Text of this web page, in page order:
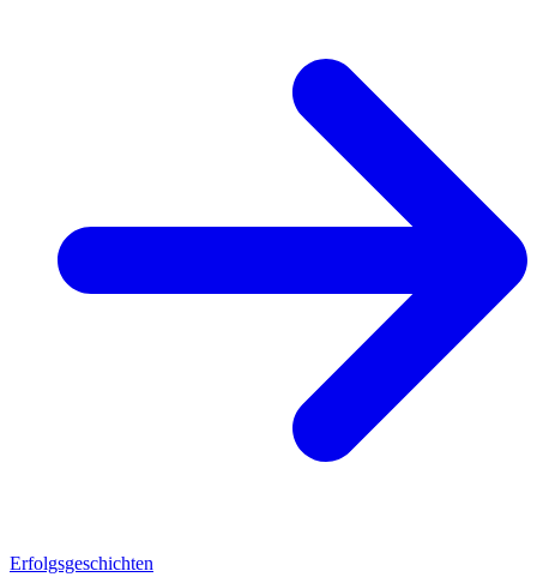
Erfolgsgeschichten